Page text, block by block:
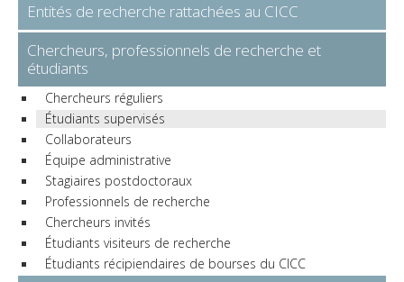
Entités de recherche rattachées au CICC
Chercheurs, professionnels de recherche et
étudiants
Chercheurs réguliers
Étudiants supervisés
Collaborateurs
Équipe administrative
Stagiaires postdoctoraux
Professionnels de recherche
Chercheurs invités
Étudiants visiteurs de recherche
Étudiants récipiendaires de bourses du CICC